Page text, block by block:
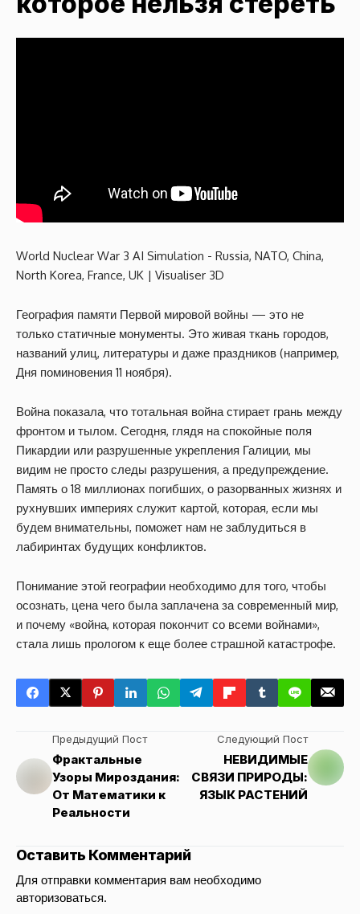
World Nuclear War 3 AI Simulation - Russia, NATO, China,
North Korea, France, UK | Visualiser 3D
География памяти Первой мировой войны — это не
только статичные монументы. Это живая ткань городов,
названий улиц, литературы и даже праздников (например,
Дня поминовения 11 ноября).
Война показала, что тотальная война стирает грань между
фронтом и тылом. Сегодня, глядя на спокойные поля
Пикардии или разрушенные укрепления Галиции, мы
видим не просто следы разрушения, а предупреждение.
Память о 18 миллионах погибших, о разорванных жизнях и
рухнувших империях служит картой, которая, если мы
будем внимательны, поможет нам не заблудиться в
лабиринтах будущих конфликтов.
Понимание этой географии необходимо для того, чтобы
осознать, цена чего была заплачена за современный мир,
и почему «война, которая покончит со всеми войнами»,
стала лишь прологом к еще более страшной катастрофе.
Предыдущий Пост
Фрактальные
Узоры Мироздания:
От Математики к
Реальности
Следующий Пост
НЕВИДИМЫЕ
СВЯЗИ ПРИРОДЫ:
ЯЗЫК РАСТЕНИЙ
Оставить Комментарий
Для отправки комментария вам необходимо
авторизоваться.